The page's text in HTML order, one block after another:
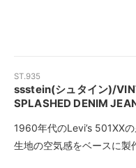
ST.935
ssstein(シュタイン)/
SPLASHED DENIM
1960年代のLevi’s 501XXの
生地の空気感をベースに製